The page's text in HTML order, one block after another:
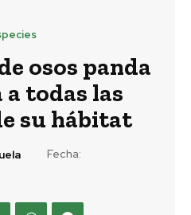
osos panda
a todas las
su hábitat
Fecha: